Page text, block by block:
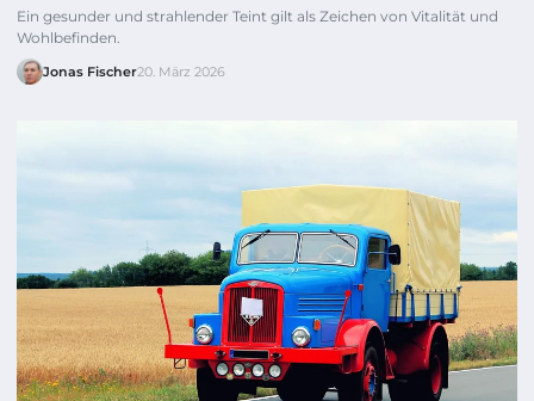
Ein gesunder und strahlender Teint gilt als Zeichen von Vitalität und
Wohlbefinden.
Jonas Fischer20. März 2026